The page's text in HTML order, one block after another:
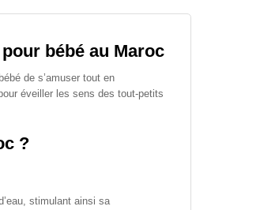
bébé au Maroc
de s’amuser tout en
éveiller les sens des tout-petits
?
stimulant ainsi sa